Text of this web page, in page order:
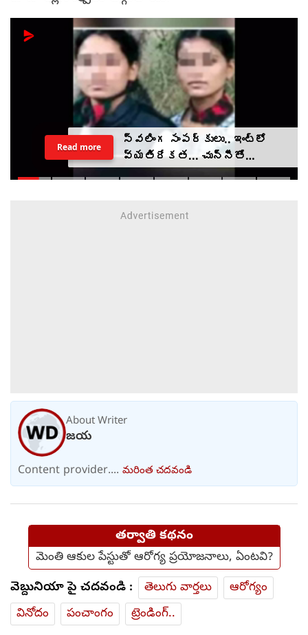
స్వలింగ సంపర్కులు.. ఇంట్లో
వ్యతిరేకత... చున్నీతో
ఉరేసుకుని ఆత్మహత్య
Read more
About Writer
జయ
Content provider.... మరింత చదవండి
తర్వాతి కథనం
మెంతి ఆకుల పేస్టుతో ఆరోగ్య ప్రయోజనాలు, ఏంటవి?
వెబ్దునియా పై చదవండి : తెలుగు వార్తలు
ఆరోగ్యం
వినోదం
పంచాంగం ట్రెండింగ్..